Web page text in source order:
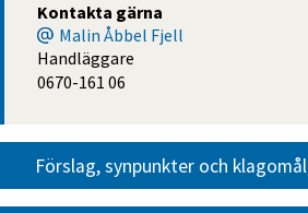
Kontakta gärna
Malin Åbbel Fjell
Handläggare
0670-161 06
Förslag, synpunkter och klagomål